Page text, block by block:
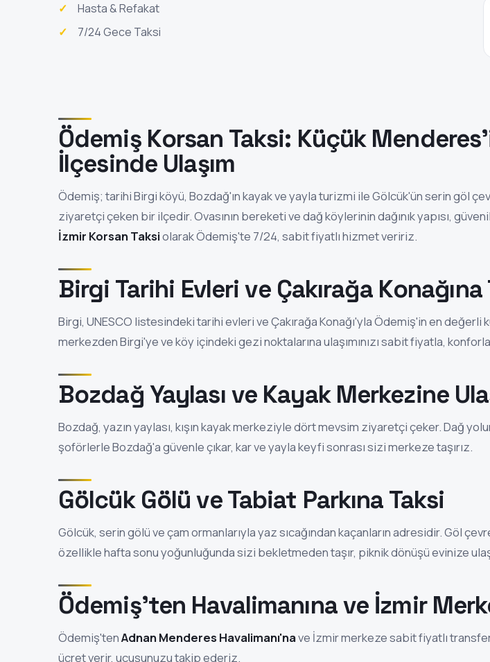
Hasta & Refakat
7/24 Gece Taksi
Ödemiş Korsan Taksi: Küçük
İlçesinde Ulaşım
Ödemiş; tarihi Birgi köyü, Bozdağ'ın kayak ve yayla turizmi ile Gölcük'ün serin göl
ziyaretçi çeken bir ilçedir. Ovasının bereketi ve dağ köylerinin dağınık yapısı,
İzmir Korsan Taksiolarak Ödemiş'te 7/24, sabit fiyatlı hizmet veririz.
Birgi Tarihi Evleri ve Çakırağa Konağına
Birgi, UNESCO listesindeki tarihi evleri ve Çakırağa Konağı'yla Ödemiş'in en değerli
merkezden Birgi'ye ve köy içindeki gezi noktalarına ulaşımınızı sabit fiyatla,
Bozdağ Yaylası ve Kayak Merkezine
Bozdağ, yazın yaylası, kışın kayak merkeziyle dört mevsim ziyaretçi çeker. Dağ
şoförlerle Bozdağ'a güvenle çıkar, kar ve yayla keyfi sonrası sizi merkeze taşırız.
Gölcük Gölü ve Tabiat Parkına Taksi
Gölcük, serin gölü ve çam ormanlarıyla yaz sıcağından kaçanların adresidir. Göl
özellikle hafta sonu yoğunluğunda sizi bekletmeden taşır, piknik dönüşü evinize
Ödemiş'ten Havalimanına ve İzmir
Ödemiş'tenAdnan Menderes Havalimanı'nave İzmir merkeze sabit fiyatlı
ücret verir, uçuşunuzu takip ederiz.